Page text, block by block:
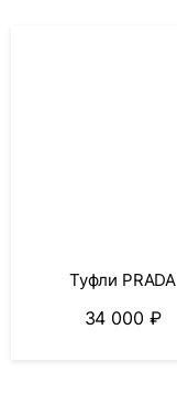
Туфли PRADA
34 000 ₽